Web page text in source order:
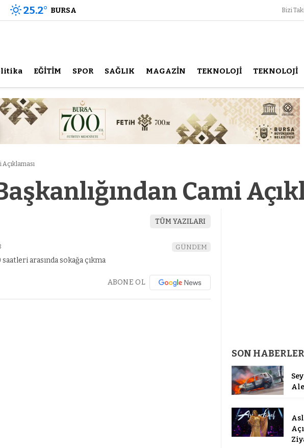
25.2° BURSA Bizi
EĞİTİM SPOR SAĞLIK MAGAZİN TEKNOLOJİ TEKNOLOJİ
Açıklaması
Cami
TÜM YAZILARI
GÜNDEM
ABONE OL
SON HABERLER